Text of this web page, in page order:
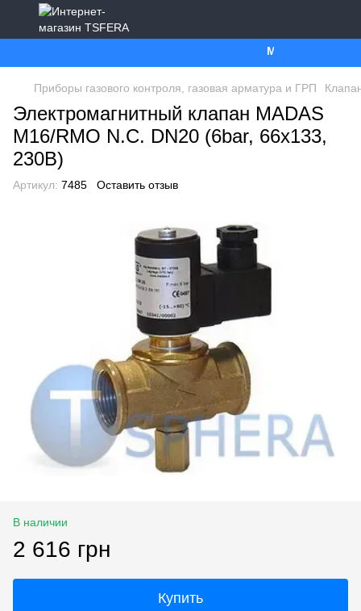
Ми працюємо. Все
Приборы газового контроля, газовая арматура и ГРП
Электромагнитный клапан MADAS
M16/RMO N.C. DN20 (6bar, 66x133,
230В)
Артикул: 7485 Оставить отзыв
В наличии
2 616 грн
Купить